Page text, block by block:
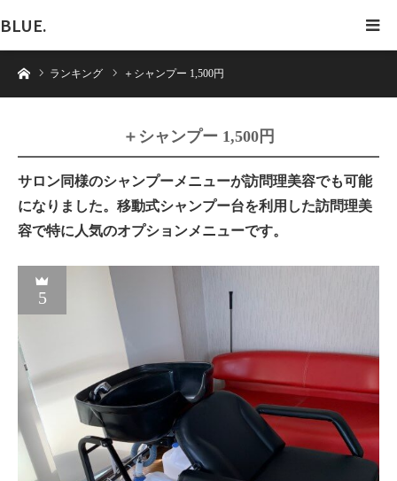
BLUE.
ホームランキング ＋シャンプー 1,500円
＋シャンプー 1,500円
サロン同様のシャンプーメニューが訪問理美容でも可能
になりました。移動式シャンプー台を利用した訪問理美
容で特に人気のオプションメニューです。
5